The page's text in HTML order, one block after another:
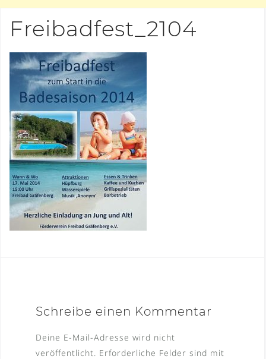
Freibadfest_2104
Schreibe einen Kommentar
Deine E-Mail-Adresse wird nicht
veröffentlicht. Erforderliche Felder sind mit